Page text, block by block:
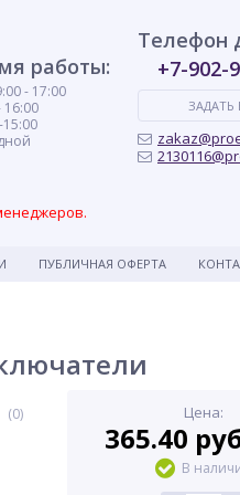
работы:
- 17:00
16:00
Телефон
+7-902-
ПУБЛИЧНАЯ ОФЕРТА
(0) Цена:
365.40
В